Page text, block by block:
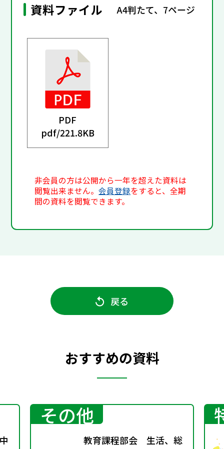
資料ファイル A4判たて、7ページ
PDF
pdf/221.8KB
非会員の方は公開から一年を超えた資料は
閲覧出来ません。会員登録をすると、全期
間の資料を閲覧できます。
戻る
おすすめの資料
その他
教育課程部会 生活、総